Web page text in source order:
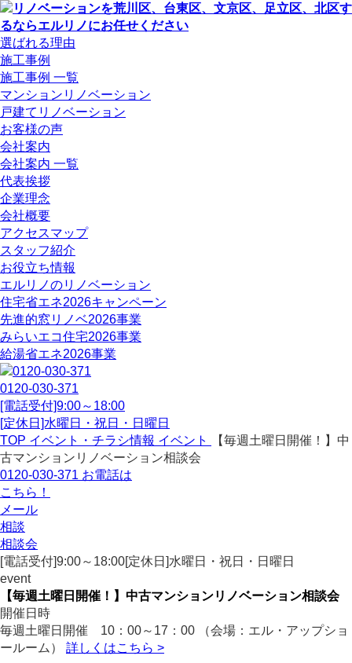
選ばれる理由
施工事例
施工事例 一覧
マンションリノベーション
戸建てリノベーション
お客様の声
会社案内
会社案内 一覧
代表挨拶
企業理念
会社概要
アクセスマップ
スタッフ紹介
お役立ち情報
エルリノのリノベーション
住宅省エネ2026キャンペーン
先進的窓リノベ2026事業
みらいエコ住宅2026事業
給湯省エネ2026事業
0120-030-371
[電話受付]9:00～18:00
[定休日]水曜日・祝日・日曜日
TOP イベント・チラシ情報 イベント
【毎週土曜日開催！】中
古マンションリノベーション相談会
0120-030-371 お電話は
こちら！
メール
相談
相談会
[電話受付]9:00～18:00[定休日]水曜日・祝日・日曜日
event
【毎週土曜日開催！】中古マンションリノベーション相談会
開催日時
毎週土曜日開催 10：00～17：00 （会場：エル・アップショ
ールーム） 詳しくはこちら >